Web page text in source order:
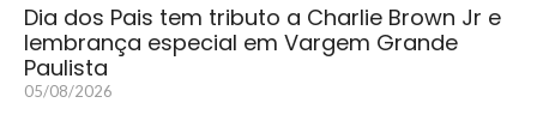
Dia dos Pais tem tributo a Charlie Brown Jr e
lembrança especial em Vargem Grande
Paulista
05/08/2026